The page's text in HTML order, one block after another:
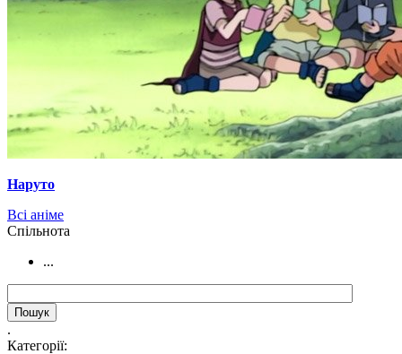
Наруто
Всі аніме
Cпільнота
...
.
Категорії: